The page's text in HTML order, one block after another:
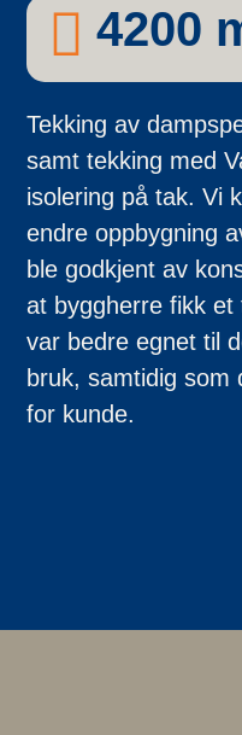
4200
Tekking av
samt tekking med
isolering på tak.Vi
endre oppbygning
blegodkjent av
at byggherre fikket
var bedre egnet til
bruk, samtidigsom
for kunde.